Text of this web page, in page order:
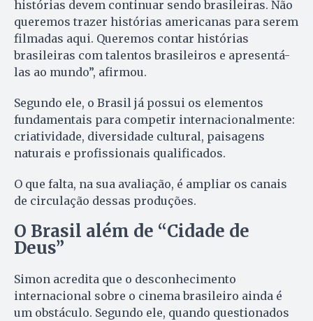
histórias devem continuar sendo brasileiras. Não
queremos trazer histórias americanas para serem
filmadas aqui. Queremos contar histórias
brasileiras com talentos brasileiros e apresentá-
las ao mundo”, afirmou.
Segundo ele, o Brasil já possui os elementos
fundamentais para competir internacionalmente:
criatividade, diversidade cultural, paisagens
naturais e profissionais qualificados.
O que falta, na sua avaliação, é ampliar os canais
de circulação dessas produções.
O Brasil além de “Cidade de
Deus”
Simon acredita que o desconhecimento
internacional sobre o cinema brasileiro ainda é
um obstáculo. Segundo ele, quando questionados